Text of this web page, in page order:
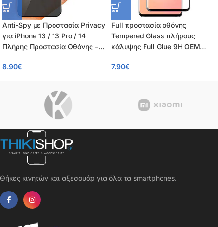
Anti-Spy με Προστασία Privacy
για iPhone 13 / 13 Pro / 14
Πλήρης Προστασία Οθόνης –
100%, OEM, 0.26mm
8.90€
Full προστασία οθόνης
Tempered Glass πλήρους
κάλυψης Full Glue 9H OEM
14
7.90€
Θήκες κινητών και αξεσουάρ για όλα τα smartphones.